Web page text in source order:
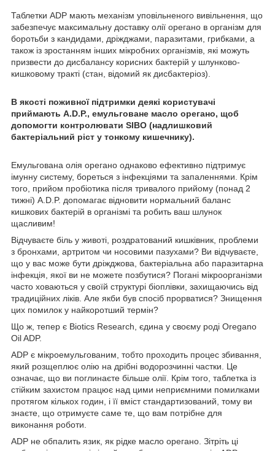
Таблетки ADP мають механізм уповільненого вивільнення, що
забезпечує максимальну доставку олії орегано в організм для
боротьби з кандидами, дріжджами, паразитами, грибками, а
також із зростанням інших мікробних організмів, які можуть
призвести до дисбалансу корисних бактерій у шлунково-
кишковому тракті (стан, відомий як дисбактеріоз).
В якості поживної підтримки деякі користувачі
приймають A.D.P., емульговане масло орегано, щоб
допомогти контролювати SIBO (надлишковий
бактеріальний ріст у тонкому кишечнику).
Емульгована олія орегано однаково ефективно підтримує
імунну систему, бореться з інфекціями та запаленнями. Крім
того, прийом пробіотика після тривалого прийому (понад 2
тижні) A.D.P. допомагає відновити нормальний баланс
кишкових бактерій в організмі та робить ваш шлунок
щасливим!
Відчуваєте біль у животі, роздратований кишківник, проблеми
з бронхами, артритом чи носовими пазухами? Ви відчуваєте,
що у вас може бути дріжджова, бактеріальна або паразитарна
інфекція, якої ви не можете позбутися? Погані мікроорганізми
часто ховаються у своїй структурі біоплівки, захищаючись від
традиційних ліків. Але якби був спосіб прорватися? Знищення
цих помилок у найкоротший термін?
Що ж, тепер є Biotics Research, єдина у своєму роді Oregano
Oil ADP.
ADP є мікроемульгованим, тобто проходить процес збивання,
який розщеплює олію на дрібні водорозчинні частки. Це
означає, що ви поглинаєте більше олії. Крім того, таблетка із
стійким захистом працює над цими неприємними помилками
протягом кількох годин, і її вміст стандартизований, тому ви
знаєте, що отримуєте саме те, що вам потрібне для
виконання роботи.
ADP не обпалить язик, як рідке масло орегано. Зітріть ці